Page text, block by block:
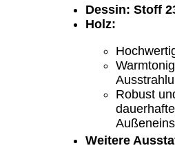
Dessin: Stoff
Holz:
Robust
Weitere